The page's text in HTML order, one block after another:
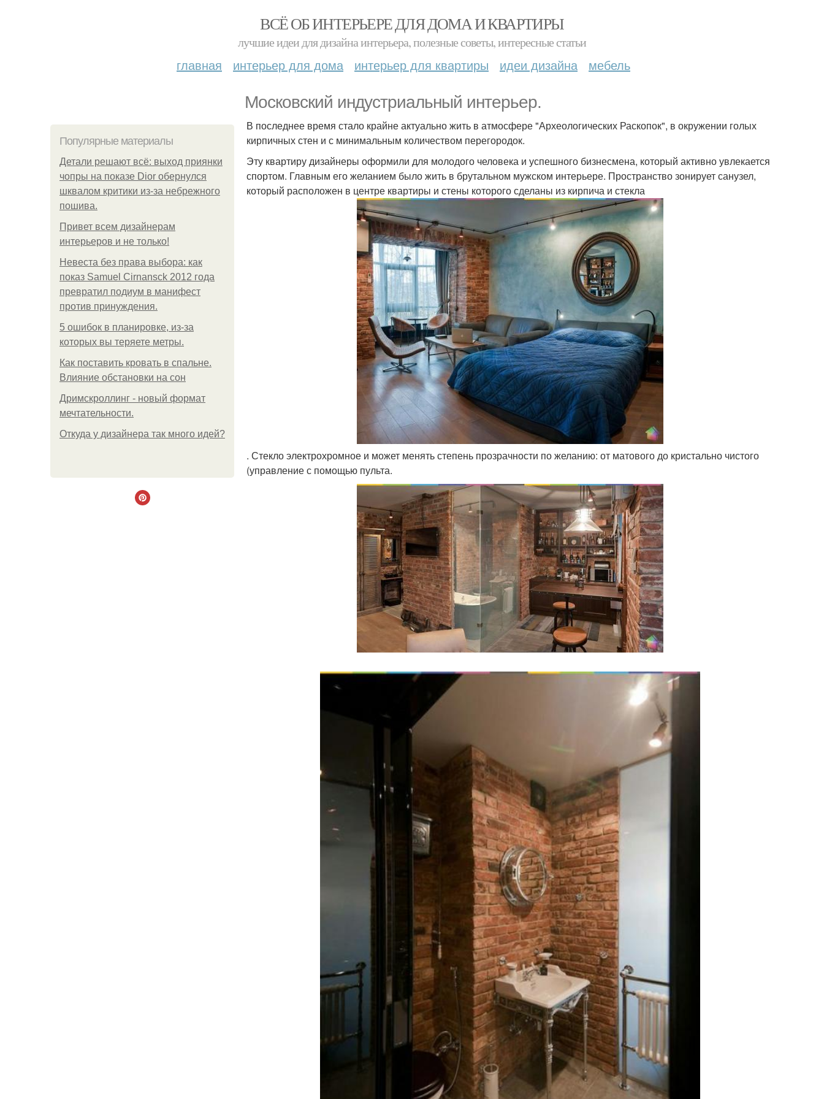
ВСЁ ОБ ИНТЕРЬЕРЕ ДЛЯ ДОМА И КВАРТИРЫ
лучшие идеи для дизайна интерьера, полезные советы, интересные статьи
главная интерьер для дома интерьер для квартиры идеи дизайна мебель
Московский индустриальный интерьер.
Популярные материалы
Детали решают всё: выход приянки
чопры на показе Dior обернулся
шквалом критики из-за небрежного
пошива.
Привет всем дизайнерам
интерьеров и не только!
Невеста без права выбора: как
показ Samuel Cirnansck 2012 года
превратил подиум в манифест
против принуждения.
5 ошибок в планировке, из-за
которых вы теряете метры.
Как поставить кровать в спальне.
Влияние обстановки на сон
Дримскроллинг - новый формат
мечтательности.
Откуда у дизайнера так много идей?
В последнее время стало крайне актуально жить в атмосфере "Археологических Раскопок", в окружении голых
кирпичных стен и с минимальным количеством перегородок.
Эту квартиру дизайнеры оформили для молодого человека и успешного бизнесмена, который активно увлекается
спортом. Главным его желанием было жить в брутальном мужском интерьере. Пространство зонирует санузел,
который расположен в центре квартиры и стены которого сделаны из кирпича и стекла
. Стекло электрохромное и может менять степень прозрачности по желанию: от матового до кристально чистого
(управление с помощью пульта.